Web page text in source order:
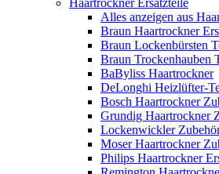
Haartrockner Ersatzteile
Alles anzeigen aus
Braun Haartrockner
Braun Lockenbürsten
Braun Trockenhauben
BaByliss Haartrockner
DeLonghi Heizlüfter-
Bosch Haartrockner
Grundig Haartrockner
Lockenwickler
Moser Haartrockner
Philips Haartrockner